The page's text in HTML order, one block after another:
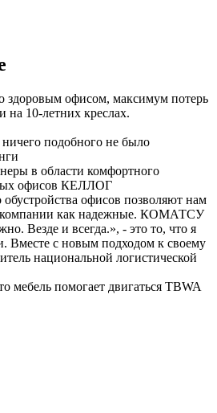
здоровым офисом, максимум потерь
на 10-летних креслах.
подобного не было
в области комфортного
офисов КЕЛЛОГ
офисов позволяют нам
как надежные. КОМАТСУ
Везде и всегда.», - это то, что я
Вместе с новым подходом к своему
национальной логистической
мебель помогает двигаться TBWA